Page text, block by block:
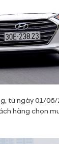
từ ngày 01/
hàng chọn